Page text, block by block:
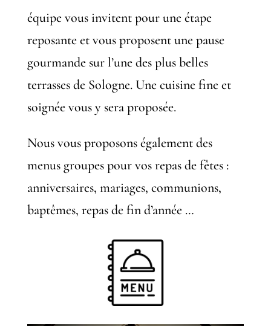
équipe vous invitent pour une étape
reposante et vous proposent une pause
gourmande sur l’une des plus belles
terrasses de Sologne. Une cuisine fine et
soignée vous y sera proposée.
Nous vous proposons également des
menus groupes pour vos repas de fêtes :
anniversaires, mariages, communions,
baptêmes, repas de fin d’année …